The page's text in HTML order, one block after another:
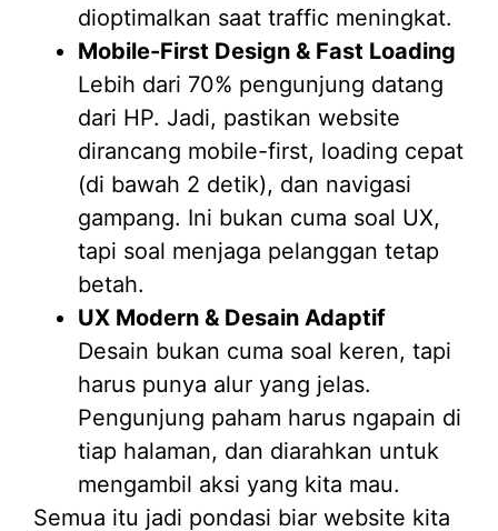
dioptimalkan saat traffic meningkat.
Mobile-First Design & Fast Loading
Lebih dari 70% pengunjung datang
dari HP. Jadi, pastikan website
dirancang mobile-first, loading cepat
(di bawah 2 detik), dan navigasi
gampang. Ini bukan cuma soal UX,
tapi soal menjaga pelanggan tetap
betah.
UX Modern & Desain Adaptif
Desain bukan cuma soal keren, tapi
harus punya alur yang jelas.
Pengunjung paham harus ngapain di
tiap halaman, dan diarahkan untuk
mengambil aksi yang kita mau.
Semua itu jadi pondasi biar website kita